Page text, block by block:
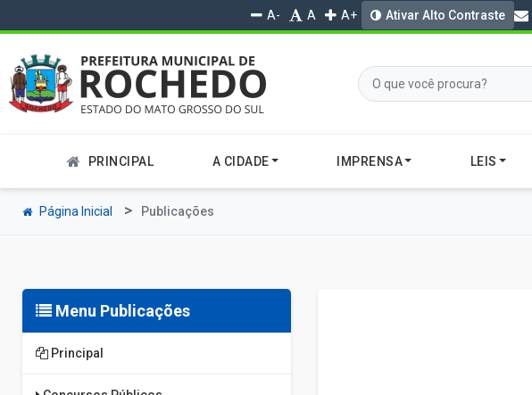
A- A A+ Ativar Alto Contraste
PRINCIPAL A CIDADE IMPRENSA LEIS
Página Inicial Publicações
Menu Publicações
Principal